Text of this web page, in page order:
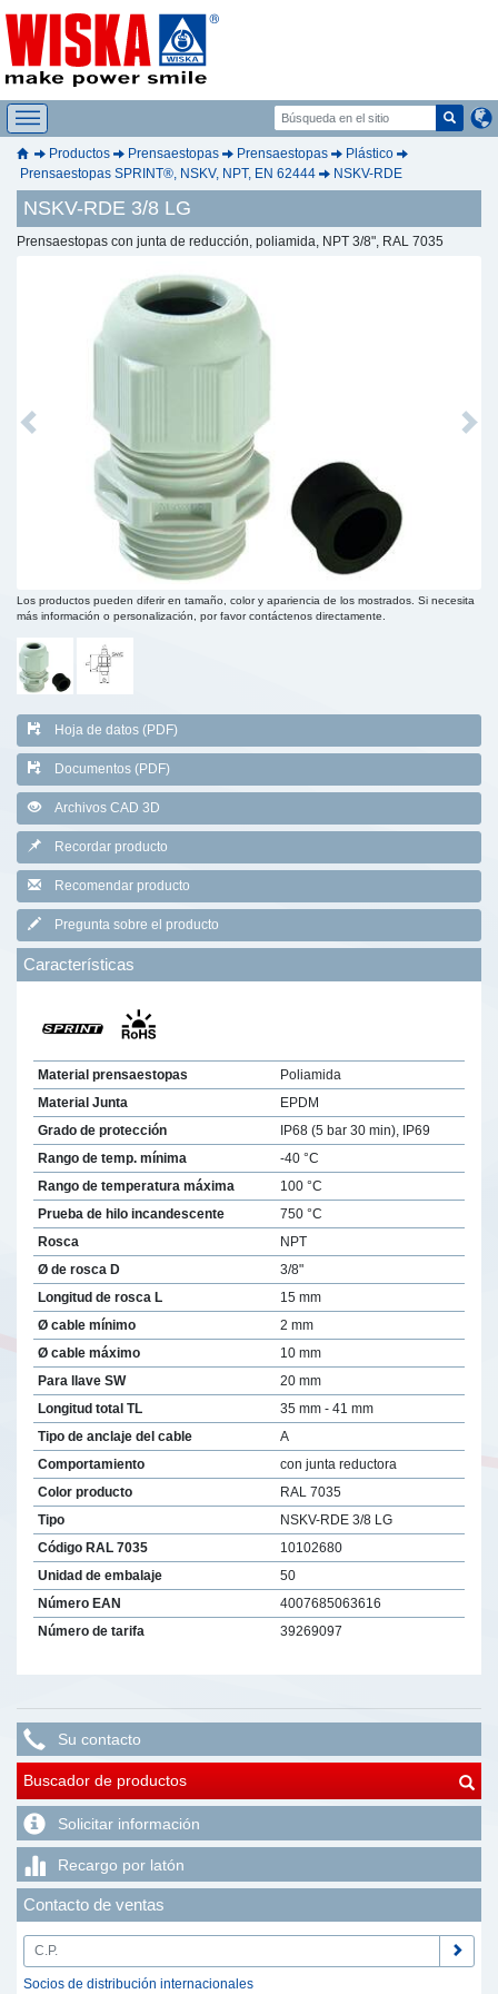
Productos Prensaestopas Prensaestopas
Plástico
Prensaestopas SPRINT®, NSKV, NPT, EN 62444
NSKV-RDE
NSKV-RDE 3/8 LG
Prensaestopas con junta de reducción, poliamida, NPT 3/8", RAL 7035
Previous Next
Los productos pueden diferir en tamaño, color y apariencia de los mostrados. Si necesita
más información o personalización, por favor contáctenos directamente.
Hoja de datos (PDF)
Documentos (PDF)
Archivos CAD 3D
Recordar producto
Recomendar producto
Pregunta sobre el producto
Características
Material prensaestopas
Poliamida
Material Junta
EPDM
Grado de protección
IP68 (5 bar 30 min), IP69
Rango de temp. mínima
-40 °C
Rango de temperatura máxima
100 °C
Prueba de hilo incandescente
750 °C
Rosca
NPT
Ø de rosca D
3/8"
Longitud de rosca L
15 mm
Ø cable mínimo
2 mm
Ø cable máximo
10 mm
Para llave SW
20 mm
Longitud total TL
35 mm - 41 mm
Tipo de anclaje del cable
A
Comportamiento
con junta reductora
Color producto
RAL 7035
Tipo
NSKV-RDE 3/8 LG
Código RAL 7035
10102680
Unidad de embalaje
50
Número EAN
4007685063616
Número de tarifa
39269097
Su contacto
Buscador de productos
Solicitar información
Recargo por latón
Contacto de ventas
Socios de distribución internacionales